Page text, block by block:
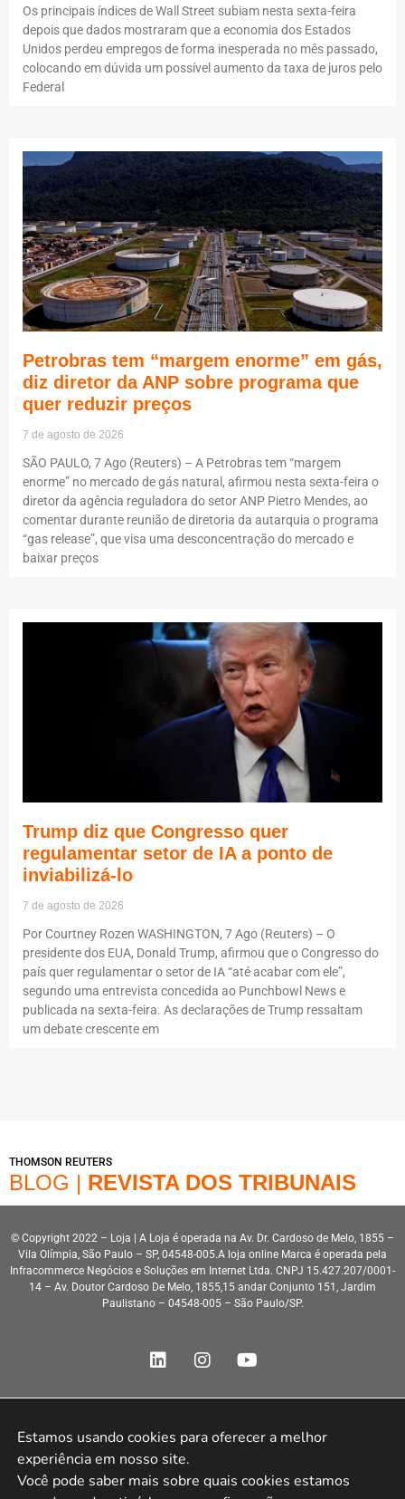
Os principais índices de Wall Street subiam nesta sexta-feira
depois que dados mostraram que a economia dos Estados
Unidos perdeu empregos de forma inesperada no mês passado,
colocando em dúvida um possível aumento da taxa de juros pelo
Federal
Petrobras tem “margem enorme” em gás,
diz diretor da ANP sobre programa que
quer reduzir preços
7 de agosto de 2026
SÃO PAULO, 7 Ago (Reuters) – A Petrobras tem “margem
enorme” no mercado de gás natural, afirmou nesta sexta-feira o
diretor da agência reguladora do setor ANP Pietro Mendes, ao
comentar durante reunião de diretoria da autarquia o programa
“gas release”, que visa uma desconcentração do mercado e
baixar preços
Trump diz que Congresso quer
regulamentar setor de IA a ponto de
inviabilizá-lo
7 de agosto de 2026
Por Courtney Rozen WASHINGTON, 7 Ago (Reuters) – O
presidente dos EUA, Donald Trump, afirmou que o Congresso do
país quer regulamentar o setor de IA “até acabar com ele”,
segundo uma entrevista concedida ao Punchbowl News e
publicada na sexta-feira. As declarações de Trump ressaltam
um debate crescente em
THOMSON REUTERS
BLOG | REVISTA DOS TRIBUNAIS
© Copyright 2022 – Loja | A Loja é operada na Av. Dr. Cardoso de Melo, 1855 –
Vila Olímpia, São Paulo – SP, 04548-005.A loja online Marca é operada pela
Infracommerce Negócios e Soluções em Internet Ltda. CNPJ 15.427.207/0001-
14 – Av. Doutor Cardoso De Melo, 1855,15 andar Conjunto 151, Jardim
Paulistano – 04548-005 – São Paulo/SP.
Desenvolvimento HeroStar
Estamos usando cookies para oferecer a melhor
experiência em nosso site.
Você pode saber mais sobre quais cookies estamos